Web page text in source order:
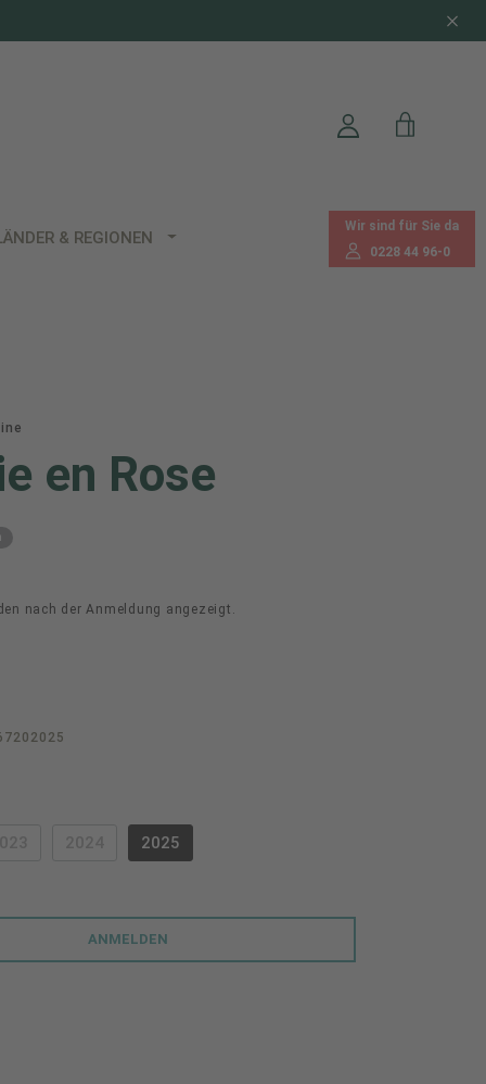
& REGIONEN
Wir sind für Sie da
0228 44 96-0
en Rose
nach der Anmeldung angezeigt.
IST ZURZEIT NICHT VERFÜGBAR.)
(DIESE OPTION IST ZURZEIT NICHT VERFÜGBAR.)
(DIESE OPTION IST ZURZEIT NICHT VERFÜGBAR.)
2025
ANMELDEN